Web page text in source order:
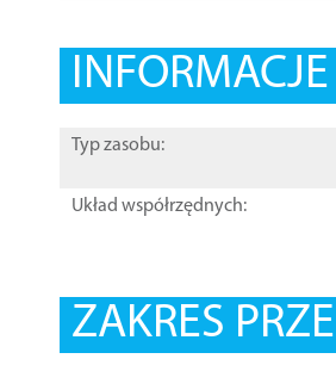
Typ zasobu:
Układ współrzędnych:
ZAKRES